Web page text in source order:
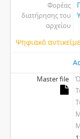
Φορέας
διατήρησης του
αρχείου
Ψηφιακό
Master file